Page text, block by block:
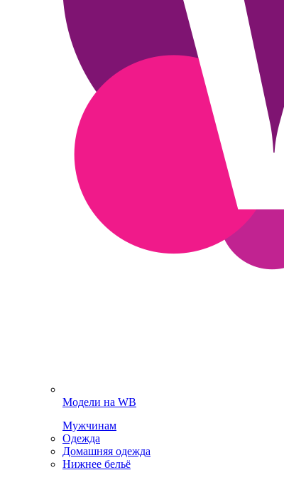
Модели на WB
Мужчинам
Одежда
Домашняя одежда
Нижнее бельё